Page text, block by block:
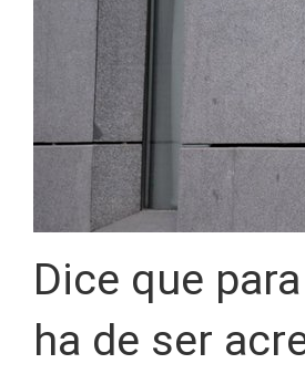
Dice que
ha de ser